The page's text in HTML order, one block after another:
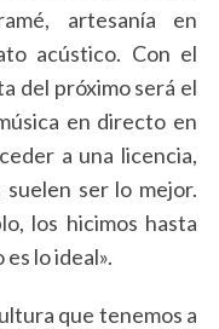
artesanía en
acústico. Con el
del próximo será el
en directo en
a una licencia,
ser lo mejor.
los hicimos hasta
lo ideal».
que tenemos a